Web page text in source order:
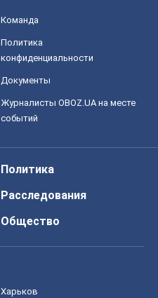
Команда
Политика
конфиденциальности
Документы
Журналисты OBOZ.UA на месте
событий
Политика
Расследования
Общество
Харьков